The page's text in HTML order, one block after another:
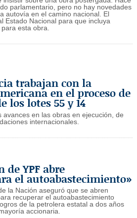
parlamentario, pero no hay novedades
autovía en el camino nacional. El
Estado Nacional para que incluya
esta obra.
trabajan con la
en el proceso de
los lotes 55 y 14
avances en las obras en ejecución, de
internacionales.
de YPF abre
el autoabastecimiento»
la Nación aseguró que se abren
recuperar el autoabastecimiento
de la petrolera estatal a dos años
accionaria.